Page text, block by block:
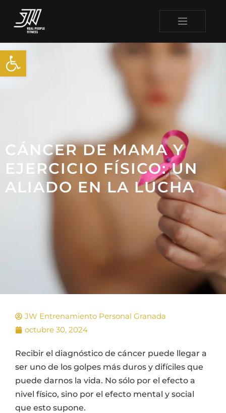
CÁNCER DE MAMA Y
EJERCICIO FÍSICO: UN
ALIADO EN LA LUCHA
JW Entrenamiento Personal Granada
octubre 30, 2024
Recibir el diagnóstico de cáncer puede llegar a
ser uno de los golpes más duros y difíciles que
puede darnos la vida. No sólo por el efecto a
nivel físico, sino por el efecto mental y social
que esto supone.
Abrir barra de